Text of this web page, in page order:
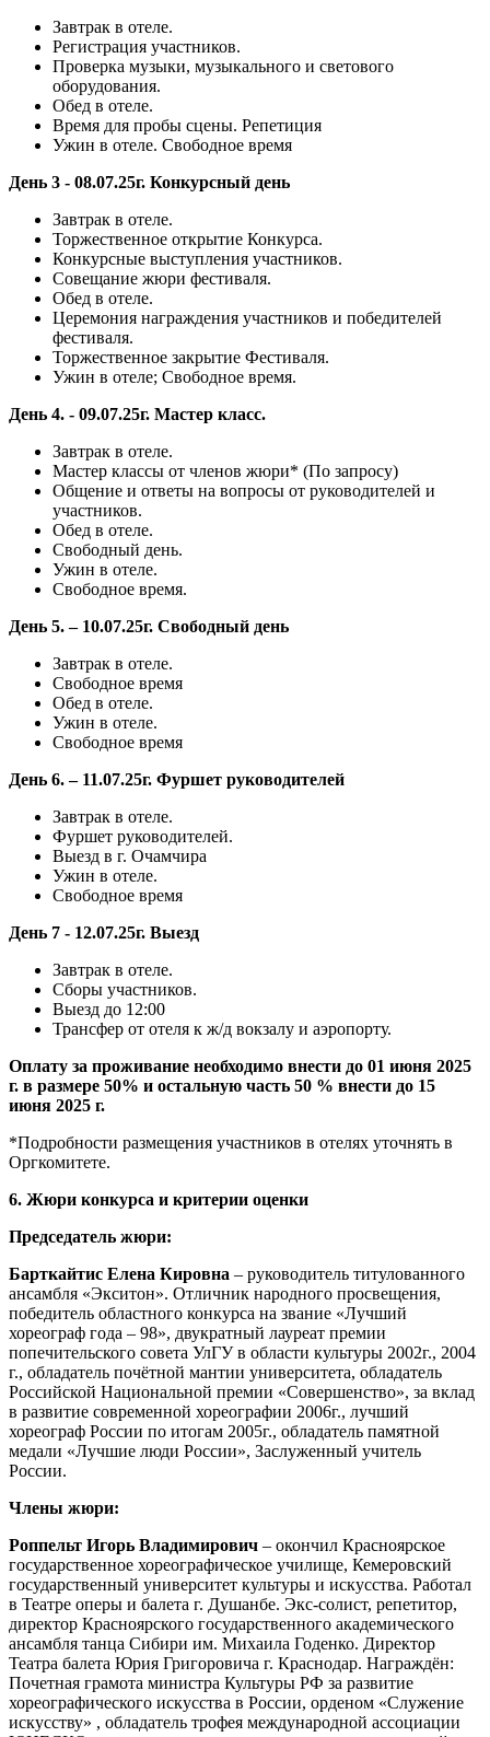
Завтрак в отеле.
Регистрация участников.
Проверка музыки, музыкального и светового
оборудования.
Обед в отеле.
Время для пробы сцены. Репетиция
Ужин в отеле. Свободное время
День 3 - 08.07.25г. Конкурсный день
Завтрак в отеле.
Торжественное открытие Конкурса.
Конкурсные выступления участников.
Совещание жюри фестиваля.
Обед в отеле.
Церемония награждения участников и победителей
фестиваля.
Торжественное закрытие Фестиваля.
Ужин в отеле; Свободное время.
День 4. - 09.07.25г. Мастер класс.
Завтрак в отеле.
Мастер классы от членов жюри* (По запросу)
Общение и ответы на вопросы от руководителей и
участников.
Обед в отеле.
Свободный день.
Ужин в отеле.
Свободное время.
День 5. – 10.07.25г. Свободный день
Завтрак в отеле.
Свободное время
Обед в отеле.
Ужин в отеле.
Свободное время
День 6. – 11.07.25г. Фуршет руководителей
Завтрак в отеле.
Фуршет руководителей.
Выезд в г. Очамчира
Ужин в отеле.
Свободное время
День 7 - 12.07.25г. Выезд
Завтрак в отеле.
Сборы участников.
Выезд до 12:00
Трансфер от отеля к ж/д вокзалу и аэропорту.
Оплату за проживание необходимо внести до 01 июня 2025
г. в размере 50% и остальную часть 50 % внести до 15
июня 2025 г.
*Подробности размещения участников в отелях уточнять в
Оргкомитете.
6. Жюри конкурса и критерии оценки
Председатель жюри:
Барткайтис Елена Кировна – руководитель титулованного
ансамбля «Экситон». Отличник народного просвещения,
победитель областного конкурса на звание «Лучший
хореограф года – 98», двукратный лауреат премии
попечительского совета УлГУ в области культуры 2002г., 2004
г., обладатель почётной мантии университета, обладатель
Российской Национальной премии «Совершенство», за вклад
в развитие современной хореографии 2006г., лучший
хореограф России по итогам 2005г., обладатель памятной
медали «Лучшие люди России», Заслуженный учитель
России.
Члены жюри:
Роппельт Игорь Владимирович – окончил Красноярское
государственное хореографическое училище, Кемеровский
государственный университет культуры и искусства. Работал
в Театре оперы и балета г. Душанбе. Экс-солист, репетитор,
директор Красноярского государственного академического
ансамбля танца Сибири им. Михаила Годенко. Директор
Театра балета Юрия Григоровича г. Краснодар. Награждён:
Почетная грамота министра Культуры РФ за развитие
хореографического искусства в России, орденом «Служение
искусству» , обладатель трофея международной ассоциации